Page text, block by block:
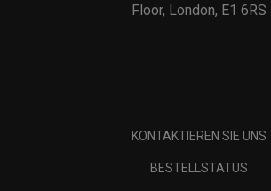
Floor, London, E1 6RS
KONTAKTIEREN SIE UNS
BESTELLSTATUS